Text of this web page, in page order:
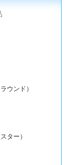
ウンド）
ター）